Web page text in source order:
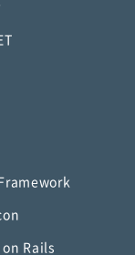
on Rails